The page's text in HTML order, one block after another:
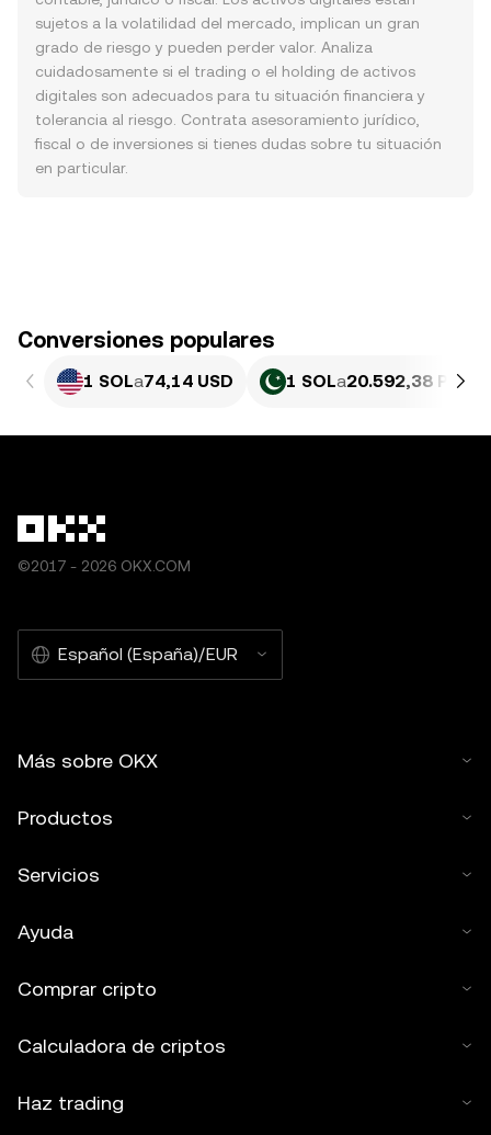
sujetos a la volatilidad del mercado, implican un gran
grado de riesgo y pueden perder valor. Analiza
cuidadosamente si el trading o el holding de activos
digitales son adecuados para tu situación financiera y
tolerancia al riesgo. Contrata asesoramiento jurídico,
fiscal o de inversiones si tienes dudas sobre tu situación
en particular.
Conversiones populares
1 SOLa74,14 USD 1 SOLa20.592,38 PKR
©2017 - 2026 OKX.COM
Español (España)/EUR
Más sobre OKX
Productos
Servicios
Ayuda
Comprar cripto
Calculadora de criptos
Haz trading